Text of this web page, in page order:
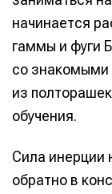
начинается
гаммы и фуги
со
из
обучения.
Сила инерции
обратно в